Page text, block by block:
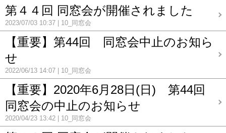
第４４回 同窓会が開催されました
2023/07/03 10:37 10_同窓会
【重要】第44回 同窓会中止のお知ら
せ
2022/06/13 14:07 10_同窓会
【重要】2020年6月28日(日) 第44回
同窓会の中止のお知らせ
2020/04/23 13:42 10_同窓会